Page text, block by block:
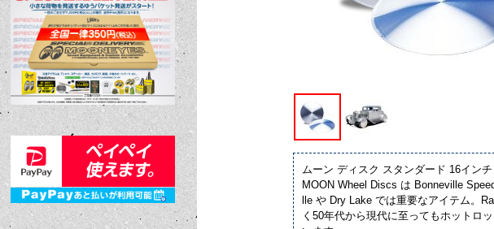
ムーン ディスク スタンダード 16インチ
MOON Wheel Discs は Bonneville
lle や Dry Lake では重要なアイテム。
く50年代から現代に至ってもホットロ